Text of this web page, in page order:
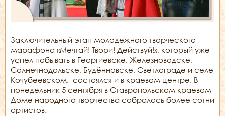
Заключительный этап молодежного творческого
марафона «Мечтай! Твори! Действуй!», который уже
успел побывать в Георгиевске, Железноводске,
Солнечнодольске, Будённовске, Светлограде и селе
Кочубеевском, состоялся и в краевом центре. В
понедельник 5 сентября в Ставропольском краевом
Доме народного творчества собралось более сотни
артистов.